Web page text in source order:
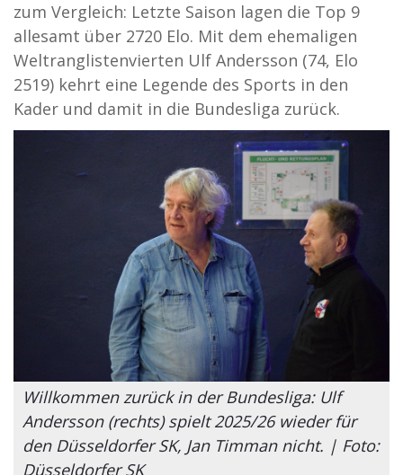
zum Vergleich: Letzte Saison lagen die Top 9
allesamt über 2720 Elo. Mit dem ehemaligen
Weltranglistenvierten Ulf Andersson (74, Elo
2519) kehrt eine Legende des Sports in den
Kader und damit in die Bundesliga zurück.
Willkommen zurück in der Bundesliga: Ulf
Andersson (rechts) spielt 2025/26 wieder für
den Düsseldorfer SK, Jan Timman nicht. | Foto:
Düsseldorfer SK